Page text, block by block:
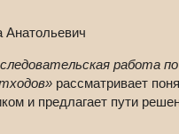
Анатольевич
работа
рассматривает
и предлагает пути